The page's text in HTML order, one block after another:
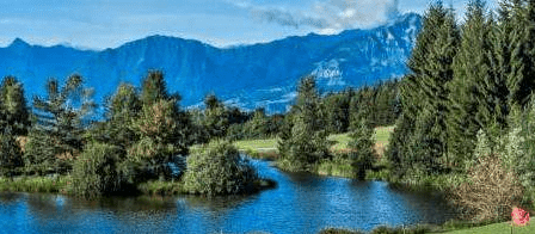
Exporter les lignes sélectionnées
Exporter toutes les colonnes
Exporter uniquement les colonnes affichées
Menu
?>
Images de la page d'accueil
Cliquez pour éditer